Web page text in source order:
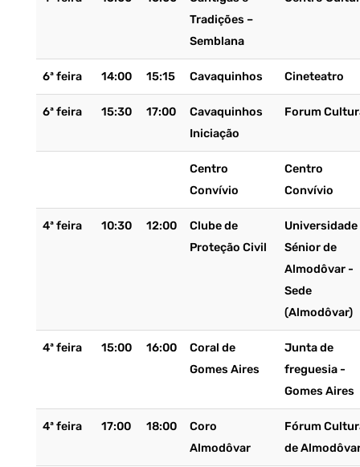
Tradições –
Semblana
6ª feira 14:00 15:15 Cavaquinhos Cineteatro
6ª feira 15:30 17:00
Cavaquinhos
Iniciação
Forum
Centro
Convívio
Centro
Convívio
4ª feira 10:30 12:00
Clube de
Proteção Civil
Universidade
Sénior de
Almodôvar -
Sede
(Almodôvar)
4ª feira 15:00 16:00
Coral de
Gomes Aires
Junta de
freguesia -
Gomes Aires
4ª feira 17:00 18:00
Coro
Almodôvar
Fórum
de